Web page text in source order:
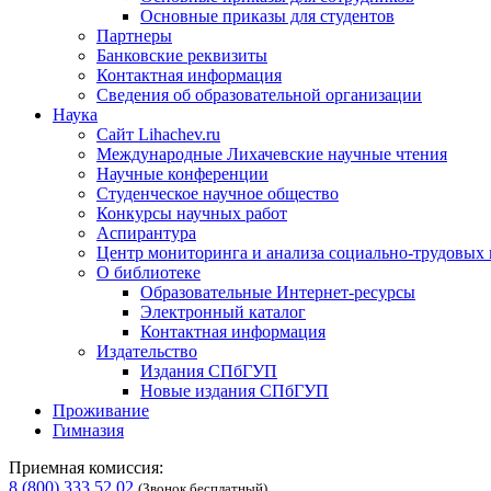
Основные приказы для студентов
Партнеры
Банковские реквизиты
Контактная информация
Сведения об образовательной организации
Наука
Сайт Lihachev.ru
Международные Лихачевские научные чтения
Научные конференции
Студенческое научное общество
Конкурсы научных работ
Аспирантура
Центр мониторинга и анализа социально-трудовых
О библиотеке
Образовательные Интернет-ресурсы
Электронный каталог
Контактная информация
Издательство
Издания СПбГУП
Новые издания СПбГУП
Проживание
Гимназия
Приемная комиссия:
8 (800) 333 52 02